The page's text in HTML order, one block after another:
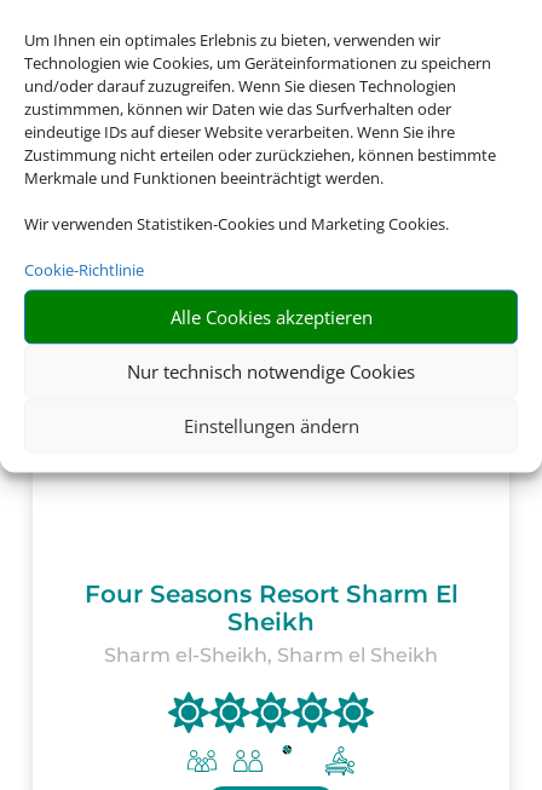
Um Ihnen ein optimales Erlebnis zu bieten, verwenden wir
Technologien wie Cookies, um Geräteinformationen zu speichern
und/oder darauf zuzugreifen. Wenn Sie diesen Technologien
zustimmmen, können wir Daten wie das Surfverhalten oder
eindeutige IDs auf dieser Website verarbeiten. Wenn Sie ihre
Zustimmung nicht erteilen oder zurückziehen, können bestimmte
Merkmale und Funktionen beeinträchtigt werden.
Wir verwenden Statistiken-Cookies und Marketing Cookies.
Cookie-Richtlinie
Alle Cookies akzeptieren
Nur technisch notwendige Cookies
Einstellungen ändern
Four Seasons Resort Sharm El
Sheikh
Sharm el-Sheikh, Sharm el Sheikh